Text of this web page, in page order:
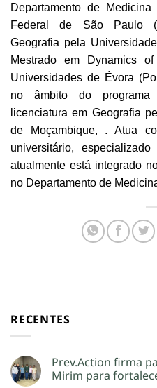
Departamento de
Federal de São Paulo
Geografia pela
Mestrado em Dynamics
Universidades de Évora
no âmbito do programa
licenciatura em Geografia
de Moçambique, . Atua
universitário,
atualmente está integrado
no Departamento de
RECENTES
Prev.Action firma
Mirim para